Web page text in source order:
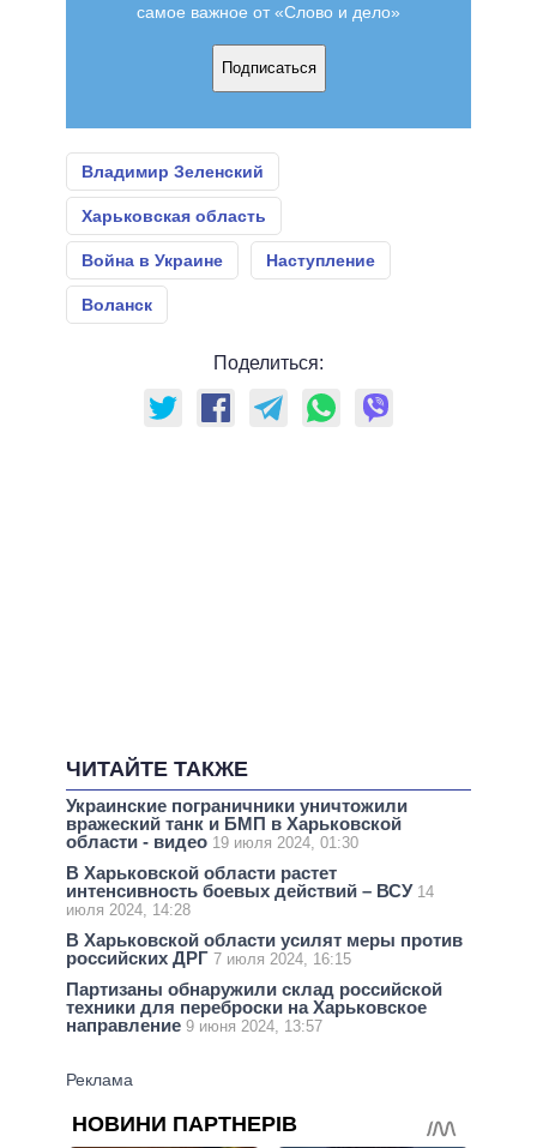
самое важное от «Слово и дело»
Подписаться
Владимир Зеленский
Харьковская область
Война в Украине Наступление
Воланск
Поделиться:
ЧИТАЙТЕ ТАКЖЕ
Украинские пограничники уничтожили
вражеский танк и БМП в Харьковской
области - видео 19 июля 2024, 01:30
В Харьковской области растет
интенсивность боевых действий – ВСУ 14
июля 2024, 14:28
В Харьковской области усилят меры против
российских ДРГ 7 июля 2024, 16:15
Партизаны обнаружили склад российской
техники для переброски на Харьковское
направление 9 июня 2024, 13:57